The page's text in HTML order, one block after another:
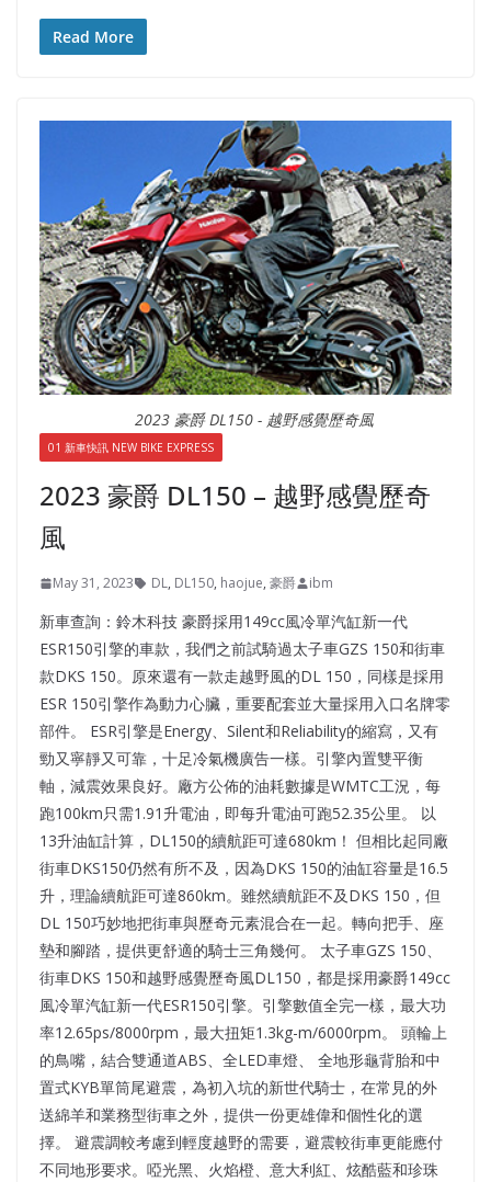
Read More
2023 豪爵 DL150 - 越野感覺歷奇風
01 新車快訊 NEW BIKE EXPRESS
2023 豪爵 DL150 – 越野感覺歷奇
風
May 31, 2023 DL, DL150, haojue, 豪爵 ibm
新車查詢：鈴木科技 豪爵採用149cc風冷單汽缸新一代
ESR150引擎的車款，我們之前試騎過太子車GZS 150和街車
款DKS 150。原來還有一款走越野風的DL 150，同樣是採用
ESR 150引擎作為動力心臟，重要配套並大量採用入口名牌零
部件。 ESR引擎是Energy、Silent和Reliability的縮寫，又有
勁又寧靜又可靠，十足冷氣機廣告一樣。引擎內置雙平衡
軸，減震效果良好。廠方公佈的油耗數據是WMTC工況，每
跑100km只需1.91升電油，即每升電油可跑52.35公里。 以
13升油缸計算，DL150的續航距可達680km！ 但相比起同廠
街車DKS150仍然有所不及，因為DKS 150的油缸容量是16.5
升，理論續航距可達860km。雖然續航距不及DKS 150，但
DL 150巧妙地把街車與歷奇元素混合在一起。轉向把手、座
墊和腳踏，提供更舒適的騎士三角幾何。 太子車GZS 150、
街車DKS 150和越野感覺歷奇風DL150，都是採用豪爵149cc
風冷單汽缸新一代ESR150引擎。引擎數值全完一樣，最大功
率12.65ps/8000rpm，最大扭矩1.3kg-m/6000rpm。 頭輪上
的鳥嘴，結合雙通道ABS、全LED車燈、 全地形龜背胎和中
置式KYB單筒尾避震，為初入坑的新世代騎士，在常見的外
送綿羊和業務型街車之外，提供一份更雄偉和個性化的選
擇。 避震調較考慮到輕度越野的需要，避震較街車更能應付
不同地形要求。啞光黑、火焰橙、意大利紅、炫酷藍和珍珠